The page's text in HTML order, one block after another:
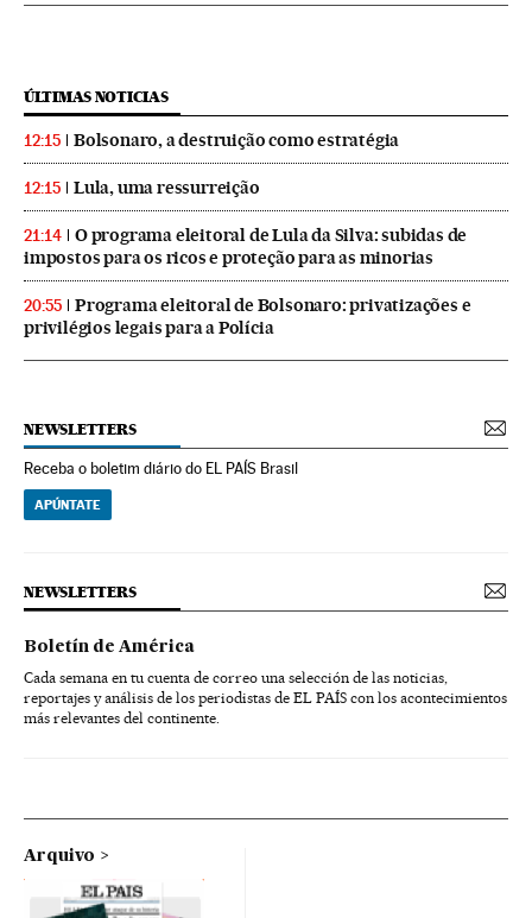
ÚLTIMAS NOTICIAS
12:15 Bolsonaro, a destruição como estratégia
12:15 Lula, uma ressurreição
21:14
O programa eleitoral de Lula da Silva: subidas de
impostos para os ricos e proteção para as minorias
20:55
Programa eleitoral de Bolsonaro: privatizações e
privilégios legais para a Polícia
NEWSLETTERS
Receba o boletim diário do EL PAÍS Brasil
APÚNTATE
NEWSLETTERS
Boletín de América
Cada semana en tu cuenta de correo una selección de las noticias,
reportajes y análisis de los periodistas de EL PAÍS con los acontecimientos
más relevantes del continente.
Arquivo